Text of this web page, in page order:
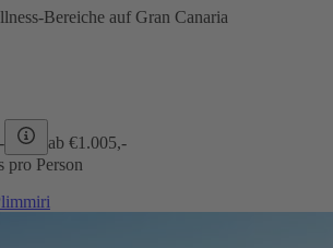
Bereiche auf Gran Canaria
ab €1.005,-
pro Person